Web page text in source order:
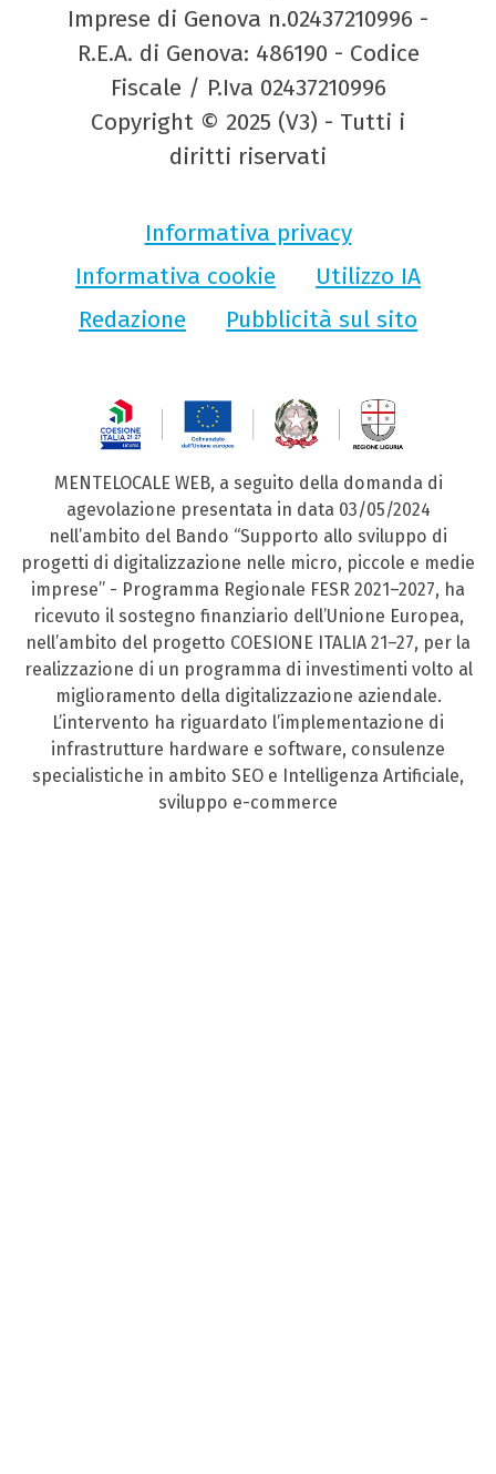
Imprese di Genova n.02437210996 -
R.E.A. di Genova: 486190 - Codice
Fiscale / P.Iva 02437210996
Copyright © 2025 (V3) - Tutti i
diritti riservati
Informativa privacy
Informativa cookie
Utilizzo IA
Redazione
Pubblicità sul sito
MENTELOCALE WEB, a seguito della domanda di
agevolazione presentata in data 03/05/2024
nell’ambito del Bando “Supporto allo sviluppo di
progetti di digitalizzazione nelle micro, piccole e medie
imprese” - Programma Regionale FESR 2021–2027, ha
ricevuto il sostegno finanziario dell’Unione Europea,
nell’ambito del progetto COESIONE ITALIA 21–27, per la
realizzazione di un programma di investimenti volto al
miglioramento della digitalizzazione aziendale.
L’intervento ha riguardato l’implementazione di
infrastrutture hardware e software, consulenze
specialistiche in ambito SEO e Intelligenza Artificiale,
sviluppo e-commerce